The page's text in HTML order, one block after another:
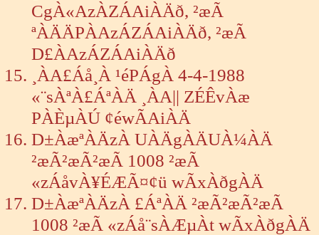
CgÀ«AzÀZÁAiÀÄð, ²æÃ
ªÀÄÄPÀAzÁZÁAiÀÄð, ²æÃ
D£ÀAzÁZÁAiÀÄð
¸ÀA£Áå¸À ¹éPÁgÀ 4-4-1988
«¨sÀªÀ£ÁªÀÄ ¸ÀA|| ZÉÊvÀæ
PÀÈµÀÚ ¢éwÃAiÀÄ
D±ÀæªÀÄzÀ UÀÄgÀÄUÀ¼ÀÄ
²æÃ²æÃ²æÃ 1008 ²æÃ
«zÁåvÀ¥ÉÆÃ¤¢ü wÃxÀðgÀÄ
D±ÀæªÀÄzÀ £ÁªÀÄ ²æÃ²æÃ²æÃ
1008 ²æÃ «zÁå¨sÀÆµÀt wÃxÀðgÀÄ